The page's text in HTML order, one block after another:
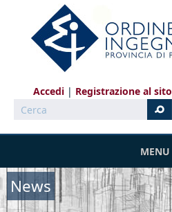
Salta al contenuto principale
Accedi
Registrazione al sito
Cerca
MENU
News